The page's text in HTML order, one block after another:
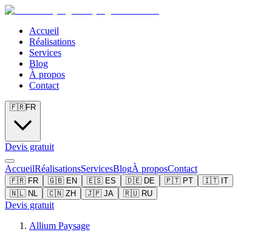
Accueil
Réalisations
Services
Blog
À propos
Contact
🇫🇷FR
Devis gratuit
AccueilRéalisationsServicesBlogÀ proposContact
🇫🇷 FR 🇬🇧 EN 🇪🇸 ES 🇩🇪 DE 🇵🇹 PT 🇮🇹 IT
🇳🇱 NL 🇨🇳 ZH 🇯🇵 JA 🇷🇺 RU
Devis gratuit
Allium Paysage